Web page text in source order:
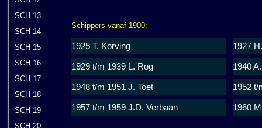
SCH 13
SCH 14
SCH 15
SCH 16
SCH 17
SCH 18
SCH 19
SCH 20
Schippers vanaf 1900:
1925 T. Korving 1927
1929 t/m 1939 L. Rog 1940
1948 t/m 1951 J. Toet 1952 t/
1957 t/m 1959 J.D. Verbaan 1960